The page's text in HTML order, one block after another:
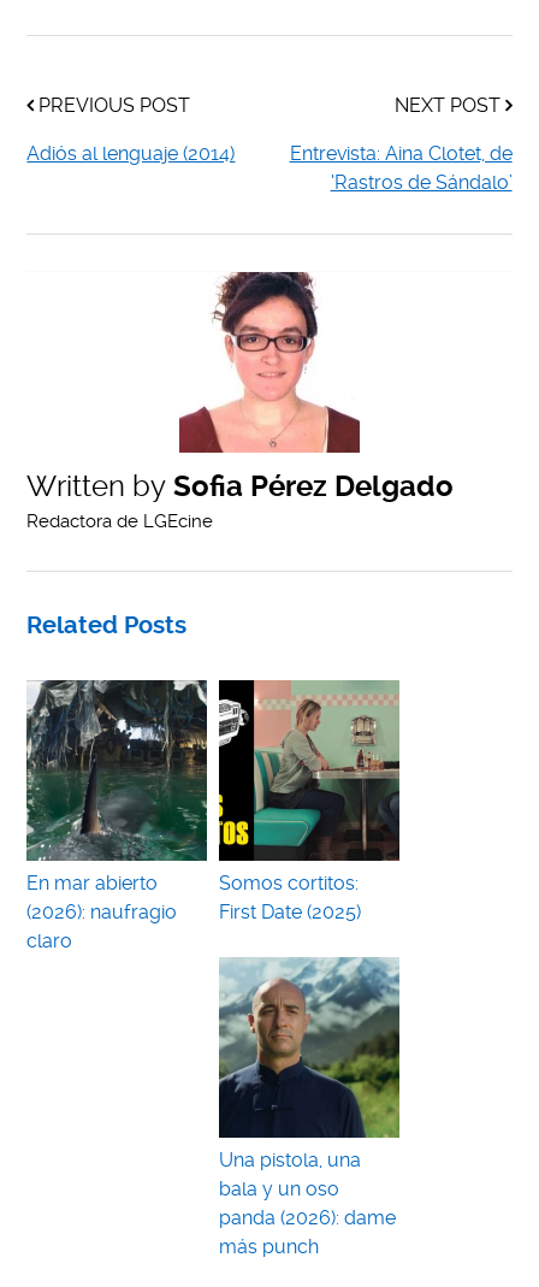
PREVIOUS POST
Adiós al lenguaje (2014)
NEXT POST
Entrevista: Aina Clotet, de
‘Rastros de Sándalo’
Written by Sofia Pérez Delgado
Redactora de LGEcine
Related Posts
En mar abierto
(2026): naufragio
claro
Somos cortitos:
First Date (2025)
Una pistola, una
bala y un oso
panda (2026): dame
más punch